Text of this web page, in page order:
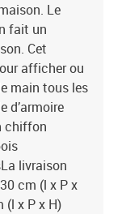
Le
fait un
Cet
afficher ou
main tous les
d’armoire
chiffon
livraison
cm (l x P x
(l x P x H)